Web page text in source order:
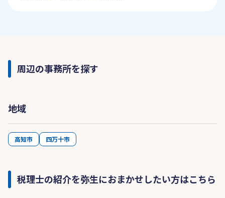
周辺の事務所を探す
地域
高知市 四万十市
税理士の紹介を弥生におまかせしたい方はこちら